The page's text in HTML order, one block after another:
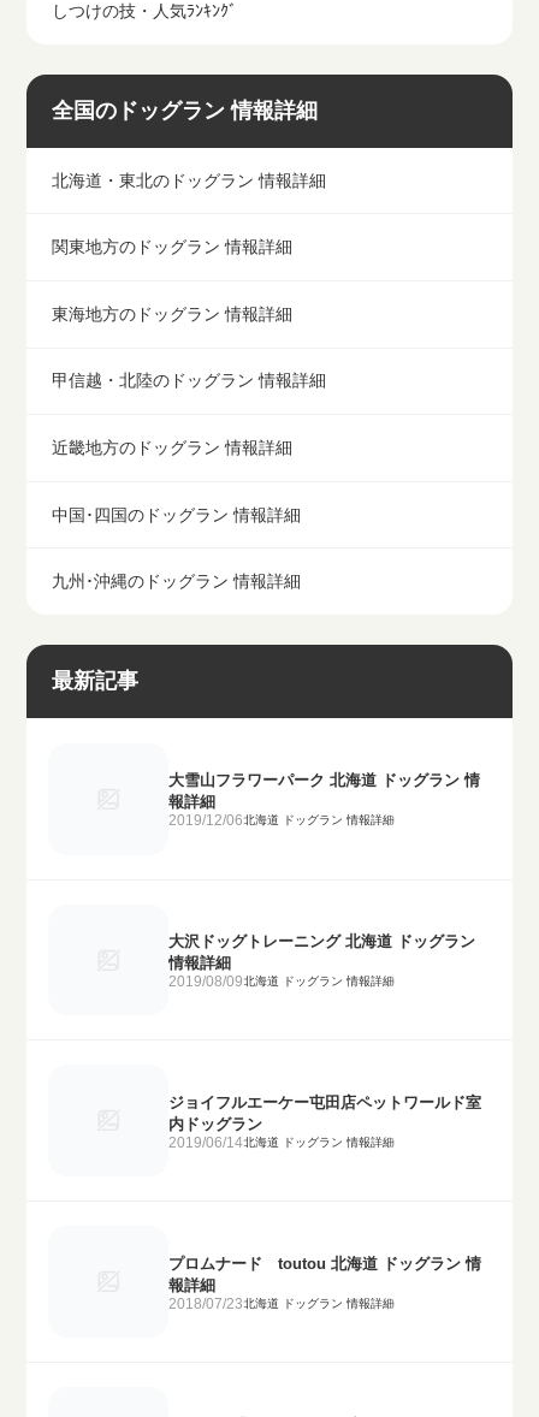
りに登録してください。
しつけの技・人気ﾗﾝｷﾝｸﾞ
全国のドッグラン 情報詳細
北海道・東北のドッグラン 情報詳細
関東地方のドッグラン 情報詳細
東海地方のドッグラン 情報詳細
甲信越・北陸のドッグラン 情報詳細
近畿地方のドッグラン 情報詳細
中国･四国のドッグラン 情報詳細
九州･沖縄のドッグラン 情報詳細
最新記事
大雪山フラワーパーク 北海道 ドッグラン 情
報詳細
2019/12/06北海道 ドッグラン 情報詳細
大沢ドッグトレーニング 北海道 ドッグラン
情報詳細
2019/08/09北海道 ドッグラン 情報詳細
ジョイフルエーケー屯田店ペットワールド室
内ドッグラン
2019/06/14北海道 ドッグラン 情報詳細
プロムナード toutou 北海道 ドッグラン 情
報詳細
2018/07/23北海道 ドッグラン 情報詳細